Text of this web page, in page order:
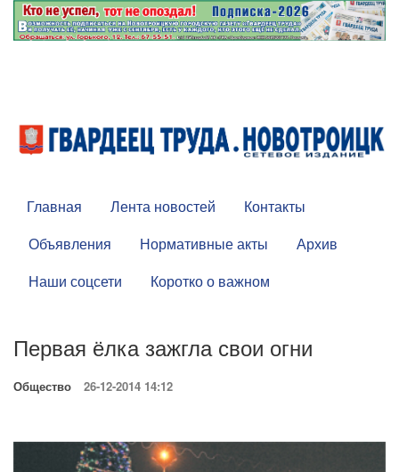
Главная Лента новостей
Контакты
Объявления
Нормативные акты
Архив
Наши соцсети
Коротко о важном
Первая ёлка зажгла свои огни
Общество 26-12-2014 14:12